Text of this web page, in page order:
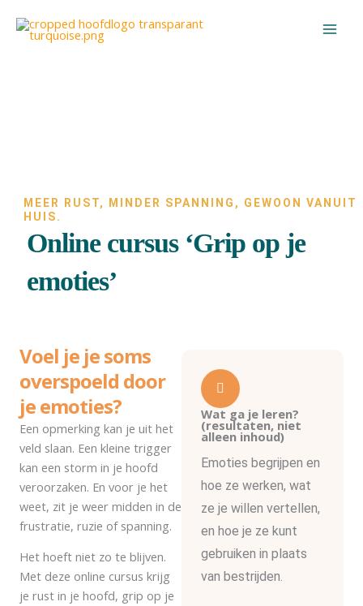
naar
MEER RUST, MINDER SPANNING, GEWOON VANUIT
HUIS.
Online cursus ‘Grip op je
emoties’
Voel je je soms
overspoeld door
je emoties?
Een opmerking kan je uit het
veld slaan. Een kleine trigger
kan een storm in je hoofd
veroorzaken. En voor je het
weet, zit je weer midden in de
frustratie, ruzie of spanning.
Het hoeft niet zo te blijven.
Met deze online cursus krijg
je rust in je hoofd, grip op je
Wat ga je leren?
(resultaten, niet
alleen inhoud)
Emoties begrijpen en
hoe ze werken, wat
ze je willen vertellen,
en hoe je ze kunt
gebruiken in plaats
van bestrijden.